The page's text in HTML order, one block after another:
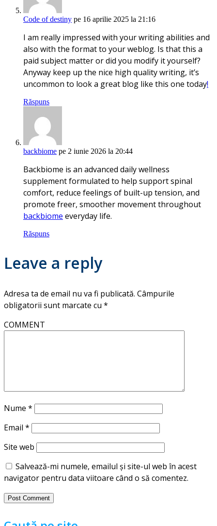
Code of destiny pe 16 aprilie 2025 la 21:16
I am really impressed with your writing abilities and
also with the format to your weblog. Is that this a
paid subject matter or did you modify it yourself?
Anyway keep up the nice high quality writing, it’s
uncommon to look a great blog like this one today!
Răspuns
backbiome pe 2 iunie 2026 la 20:44
Backbiome is an advanced daily wellness
supplement formulated to help support spinal
comfort, reduce feelings of built-up tension, and
promote freer, smoother movement throughout
backbiome everyday life.
Răspuns
Leave a reply
Adresa ta de email nu va fi publicată. Câmpurile
obligatorii sunt marcate cu *
COMMENT
Nume *
Email *
Site web
Salvează-mi numele, emailul și site-ul web în acest
navigator pentru data viitoare când o să comentez.